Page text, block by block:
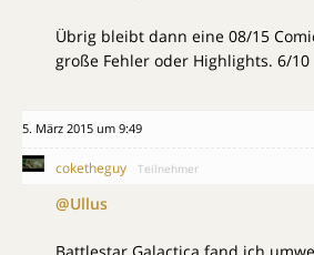
Übrig bleibt dann eine 08/15
große Fehler oder Highlights. 6/10
5. März 2015 um 9:49
coketheguy Teilnehmer
@Ullus